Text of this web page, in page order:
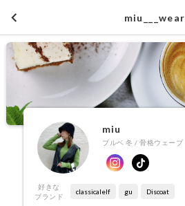
keyboard_arrow_left miu___wear
miu
ブルベ 冬 / 骨格ウェーブ
好きな
ブランド
classicalelf gu Discoat